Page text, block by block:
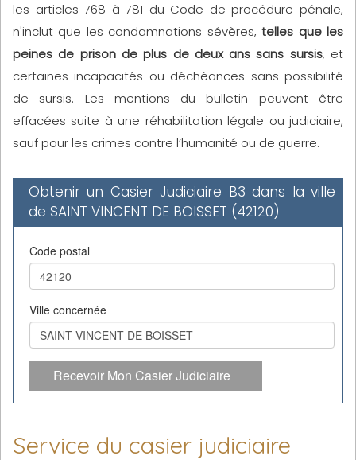
les articles 768 à 781 du Code de procédure pénale,
n'inclut que les condamnations sévères,telles que les
peines de prison de plus de deux ans sans sursis, et
certaines incapacités ou déchéances sans possibilité
de sursis. Les mentions du bulletin peuvent être
effacées suite à une réhabilitation légale ou judiciaire,
sauf pour les crimes contre l’humanité ou de guerre.
Obtenir un Casier Judiciaire B3 dans la ville
de SAINT VINCENT DE BOISSET (42120)
Code postal
Ville concernée
Recevoir Mon Casier Judiciaire
Service du casier judiciaire